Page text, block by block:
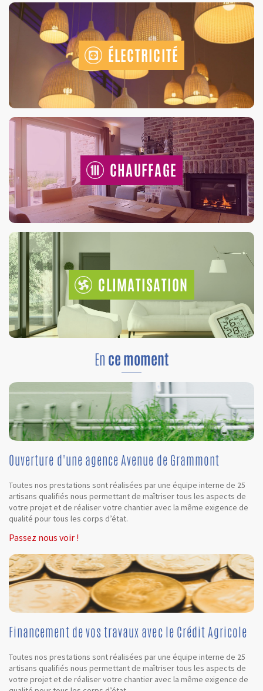
ÉLECTRICITÉ
CHAUFFAGE
CLIMATISATION
En ce moment
Ouverture d'une agence Avenue de Grammont
Toutes nos prestations sont réalisées par une équipe interne de 25
artisans qualifiés nous permettant de maîtriser tous les aspects de
votre projet et de réaliser votre chantier avec la même exigence de
qualité pour tous les corps d’état.
Passez nous voir !
Financement de vos travaux avec le Crédit Agricole
Toutes nos prestations sont réalisées par une équipe interne de 25
artisans qualifiés nous permettant de maîtriser tous les aspects de
votre projet et de réaliser votre chantier avec la même exigence de